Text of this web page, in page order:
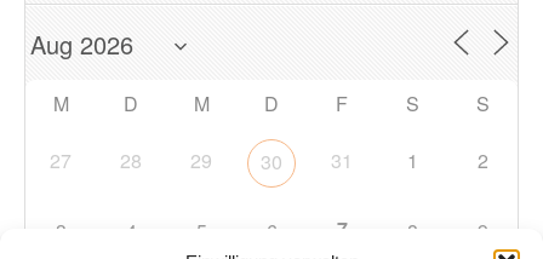
M D M D F S S
27 28 29 30 31 1 2
3 4 5 6 7 8 9